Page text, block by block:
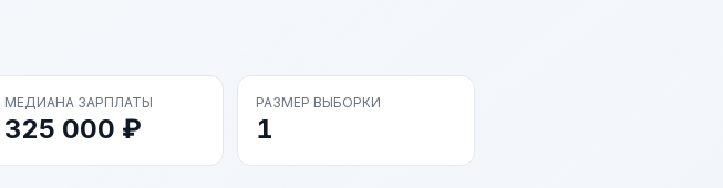
МЕДИАНА ЗАРПЛАТЫ
325 000 ₽
РАЗМЕР ВЫБОРКИ
1